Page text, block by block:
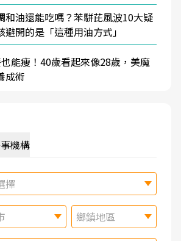
和油還能吃嗎？苯駢芘風波10大疑
避開的是「這種用油方式」
能瘦！40歲看起來像28歲，美魔
成術
機構
擇
鄉鎮地區